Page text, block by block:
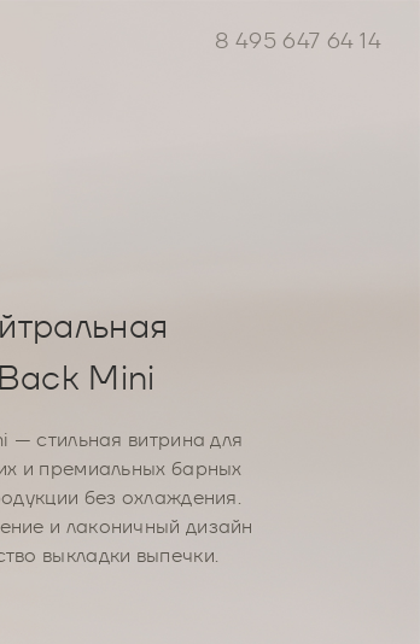
8 495 647 64 14
Mini
стильная витрина для
и премиальных барных
без охлаждения.
и лаконичный дизайн
выкладки выпечки.